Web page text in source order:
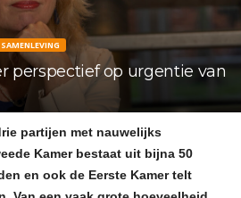
perspectief op urgentie van
partijen met nauwelijks
Kamer bestaat uit bijna 50
en ook de Eerste Kamer telt